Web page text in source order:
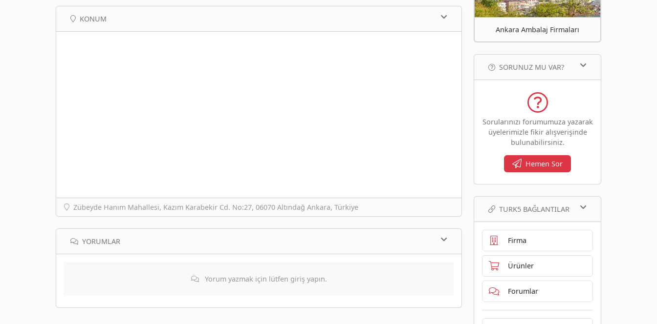
KONUM
Zübeyde Hanım Mahallesi, Kazım Karabekir Cd. No:27, 06070 Altındağ Ankara, Türkiye
YORUMLAR
Yorum yazmak için lütfen giriş yapın.
Ankara Ambalaj Firmaları
SORUNUZ MU VAR?
Sorularınızı forumumuza yazarak
üyelerimizle fikir alışverişinde
bulunabilirsiniz.
Hemen Sor
TURK5 BAĞLANTILAR
Firma
Ürünler
Forumlar